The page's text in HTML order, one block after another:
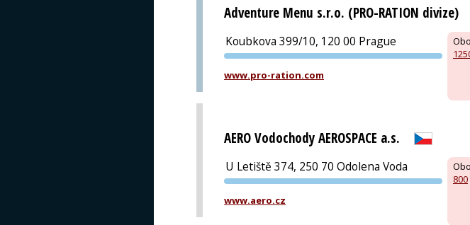
Adventure Menu s.r.o. (PRO-RATION divize)
Koubkova 399/10, 120 00 Prague
PVA EXPO
www.pro-ration.com
AERO Vodochody AEROSPACE a.s.
800
U Letiště 374, 250 70 Odolena Voda
PVA EXPO
www.aero.cz